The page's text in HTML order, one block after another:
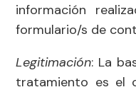
información
formulario/s de
Legitimación: La
tratamiento es el